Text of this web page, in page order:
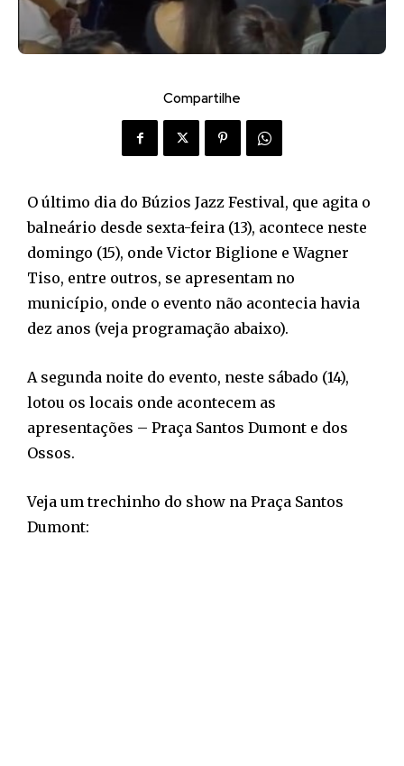
Compartilhe
O último dia do Búzios Jazz Festival, que agita o
balneário desde sexta-feira (13), acontece neste
domingo (15), onde Victor Biglione e Wagner
Tiso, entre outros, se apresentam no
município, onde o evento não acontecia havia
dez anos (veja programação abaixo).
A segunda noite do evento, neste sábado (14),
lotou os locais onde acontecem as
apresentações – Praça Santos Dumont e dos
Ossos.
Veja um trechinho do show na Praça Santos
Dumont: